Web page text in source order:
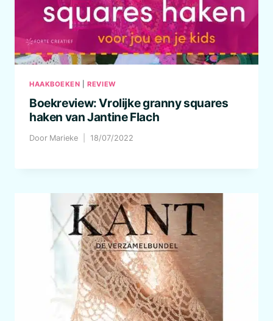
HAAKBOEKEN |REVIEW
Boekreview: Vrolijke granny squares
haken van Jantine Flach
Door Marieke 18/07/2022